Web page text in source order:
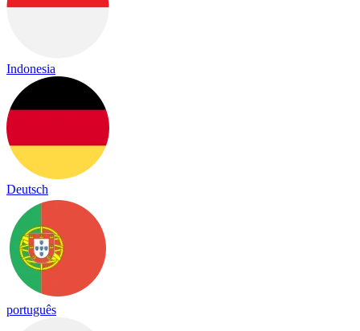
Indonesia
Deutsch
português